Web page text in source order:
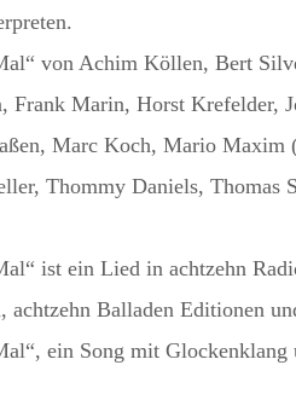
von Achim Köllen, Bert
Frank Marin, Horst Krefelder,
Marc Koch, Mario Maxim
Thommy Daniels, Thomas
ist ein Lied in achtzehn
achtzehn Balladen Editionen
ein Song mit Glockenklang